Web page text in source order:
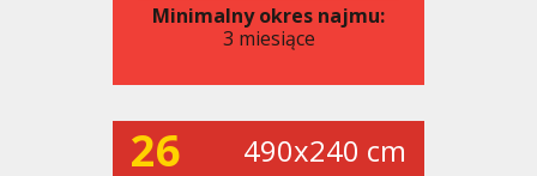
Minimalny okres najmu:
3 miesiące
26 490x240 cm